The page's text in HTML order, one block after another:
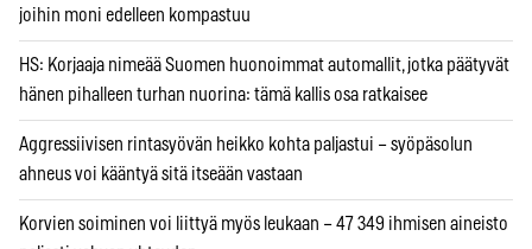
joihin moni edelleen kompastuu
HS: Korjaaja nimeää Suomen huonoimmat automallit, jotka päätyvät
hänen pihalleen turhan nuorina: tämä kallis osa ratkaisee
Aggressiivisen rintasyövän heikko kohta paljastui – syöpäsolun
ahneus voi kääntyä sitä itseään vastaan
Korvien soiminen voi liittyä myös leukaan – 47 349 ihmisen aineisto